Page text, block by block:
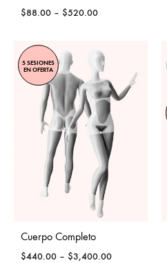
$88.00 – $520.00Price
through
$520.00
5 SESIONES
EN OFERTA
Cuerpo Completo
$440.00 – $3,400.00Price